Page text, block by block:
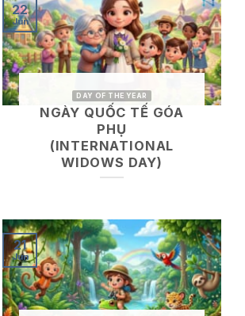
DAY OF THE YEAR
NGÀY QUỐC TẾ GÓA
PHỤ
(INTERNATIONAL
WIDOWS DAY)
22
Jun
21
Jun